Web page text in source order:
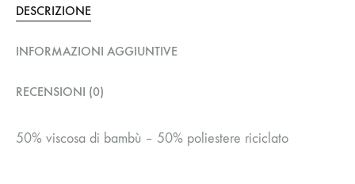
DESCRIZIONE
INFORMAZIONI AGGIUNTIVE
RECENSIONI (0)
50% viscosa di bambù – 50% poliestere riciclato